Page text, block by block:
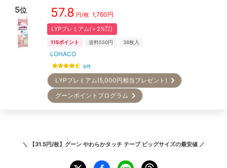
5位 57.8 円/枚 1,760円
LYPプレミアム(＋2%㌽)
115ポイント 送料550円 38枚入
LOHACO
6件
LYPプレミアム(5,000円相当プレゼント)
グーンポイントプログラム
＼ 【31.5円/枚】グーン やわらかタッチ テープ ビッグサイズの最安値 ／